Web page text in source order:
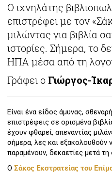
Ο ιχνηλάτης
επιστρέφει με τον
μιλώντας για βιβλία
ιστορίες. Σήμερα, το
ΗΠΑ μέσα από τη
Γράφει ο Γιώργος-
Είναι ένα είδος άμυνας,
επιστρέφεις σε ορισμένα
έχουν φθαρεί, απεναντίας
σήμερα, λες και εξακολουθούν
παραμένουν, δεκαετίες μετά
Ο Σάκος Εκστρατείας του